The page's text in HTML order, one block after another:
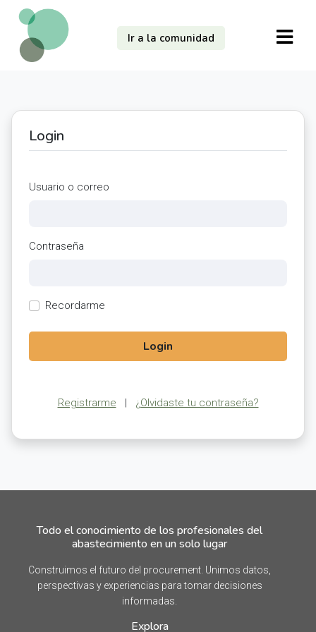
Ir a la comunidad
Login
Usuario o correo
Contraseña
Recordarme
Login
Registrarme | ¿Olvidaste tu contraseña?
Todo el conocimiento de los profesionales del
abastecimiento en un solo lugar
Construimos el futuro del procurement. Unimos datos,
perspectivas y experiencias para tomar decisiones
informadas.
Explora